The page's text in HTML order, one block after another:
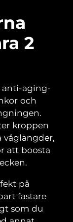
2
anti-aging-
och
kroppen
våglängder,
att boosta
på
fastare
som du
go
device
therapy
toothbrush
leverans
leverans
leverans8/16/26
leverans8/13/26
leverans8/15/26
leverans
leverans
leverans8/14/26